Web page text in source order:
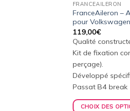
FRANCEAILERON
FranceAileron –
pour
119,00€
Qualité
Kit de fixation
perçage).
Développé
Passat B4
CHOIX DES